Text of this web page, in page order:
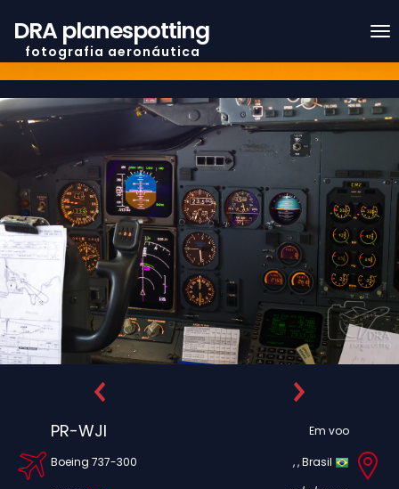
DRA planespotting
f o t o g r a f i a a e r o n á u t i c a
PR-WJI
Boeing 737-300
Em voo
, , Brasil